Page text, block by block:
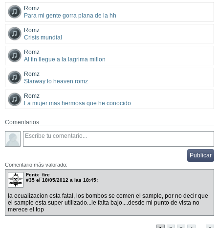
Romz
Para mi gente gorra plana de la hh
Romz
Crisis mundial
Romz
Al fin llegue a la lagrima millon
Romz
Starway to heaven romz
Romz
La mujer mas hermosa que he conocido
Comentarios
Comentario más valorado:
Fenix_fire
#35 el 18/05/2012 a las 18:45:
la ecualizacion esta fatal, los bombos se comen el sample, por no decir que
el sample esta super utilizado...le falta bajo....desde mi punto de vista no
merece el top